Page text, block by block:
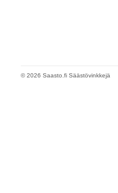
© 2026 Saasto.fi Säästövinkkejä